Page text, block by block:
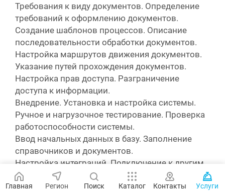
Требования к виду документов. Определение
требований к оформлению документов.
Создание шаблонов процессов. Описание
последовательности обработки документов.
Настройка маршрутов движения документов.
Указание путей прохождения документов.
Настройка прав доступа. Разграничение
доступа к информации.
Внедрение. Установка и настройка системы.
Ручное и нагрузочное тестирование. Проверка
работоспособности системы.
Ввод начальных данных в базу. Заполнение
справочников и документов.
Настройка интеграций. Подключение к другим
информационным системам.
Разработка инструкций.
Описание правил
Главная Регион Поиск Каталог Контакты Услуги